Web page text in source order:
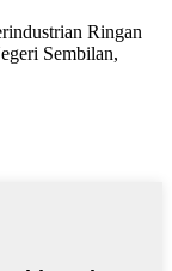
Ringan
Sembilan,